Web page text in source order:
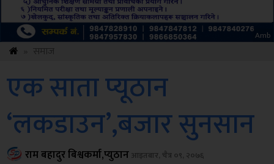
ksbus
एक साता प्यूठान
‘लकडाउन’,बजार सुनसान
राम बहादुर बिश्वकर्मा,प्युठान आइतबार, चैत्र ०९, २०७६